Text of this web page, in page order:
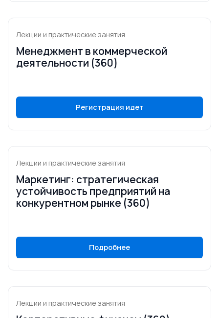
Лекции и практические занятия
Менеджмент в коммерческой
деятельности (360)
Регистрация идет
Лекции и практические занятия
Маркетинг: стратегическая
устойчивость предприятий на
конкурентном рынке (360)
Подробнее
Лекции и практические занятия